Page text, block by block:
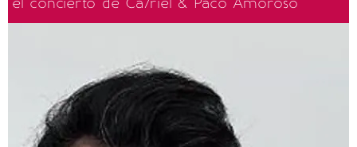
el concierto de Ca7riel & Paco Amoroso